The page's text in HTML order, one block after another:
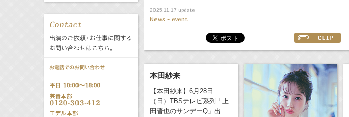
2025.11.17 update
News - event
本田紗来
【本田紗来】6月28日
（日）TBSテレビ系列「上
田晋也のサンデーQ」出
Radio
キャスター/レポーター
バラエティ 声優
文化事業部 クリエイター
誕生日 8/7
All 関連事業
公式サービス